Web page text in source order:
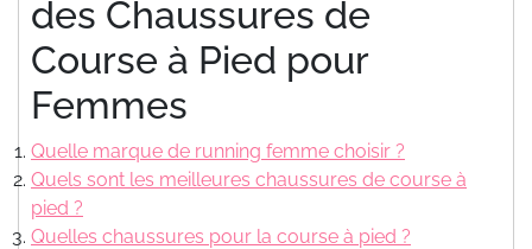
des Chaussures de
Course à Pied pour
Femmes
Quelle marque de running femme choisir ?
Quels sont les meilleures chaussures de course à
pied ?
Quelles chaussures pour la course à pied ?